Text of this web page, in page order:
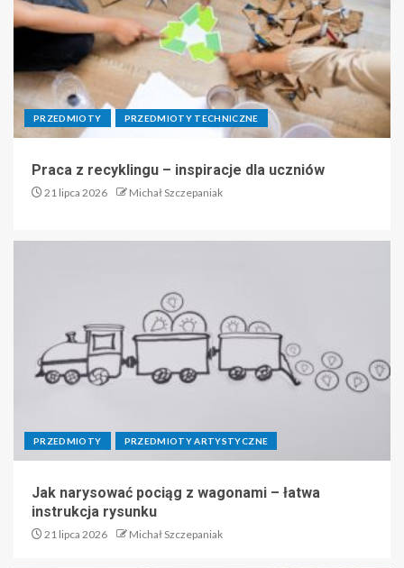
PRZEDMIOTY PRZEDMIOTY TECHNICZNE
Praca z recyklingu – inspiracje dla uczniów
21 lipca 2026 Michał Szczepaniak
PRZEDMIOTY PRZEDMIOTY ARTYSTYCZNE
Jak narysować pociąg z wagonami – łatwa
instrukcja rysunku
21 lipca 2026 Michał Szczepaniak